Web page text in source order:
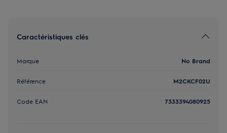
Caractéristiques clés
Marque No Brand
Référence M2CKCF02U
Code EAN 7333394080925